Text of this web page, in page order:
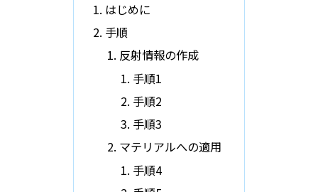
はじめに
手順
反射情報の作成
手順1
手順2
手順3
マテリアルへの適用
手順4